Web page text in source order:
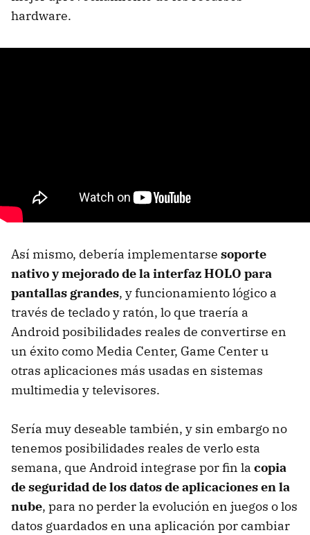
hardware.
Así mismo, debería implementarse soporte
nativo y mejorado de la interfazHOLO para
pantallas grandes, y funcionamiento lógico a
través de teclado y ratón, lo que traería a
Android posibilidades reales de convertirse en
un éxito como Media Center, Game Center u
otras aplicaciones más usadas en sistemas
multimedia y televisores.
Sería muy deseable también, y sin embargo no
tenemos posibilidades reales de verlo esta
semana, que Android integrase por fin la copia
de seguridad de los datos de aplicaciones en la
nube, para no perder la evolución en juegos o los
datos guardados en una aplicación por cambiar